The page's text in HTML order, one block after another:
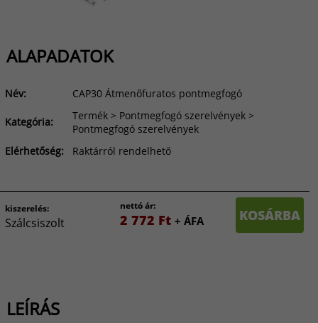
ALAPADATOK
Név: CAP30 Átmenőfuratos pontmegfogó
Kategória:
Termék > Pontmegfogó szerelvények >
Pontmegfogó szerelvények
Elérhetőség:
Raktárról rendelhető
kiszerelés:
Szálcsiszolt
nettó ár:
2 772 Ft + ÁFA KOSÁRBA
LEÍRÁS